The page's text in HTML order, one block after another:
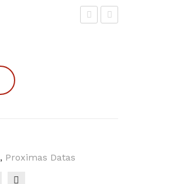
, Proximas Datas